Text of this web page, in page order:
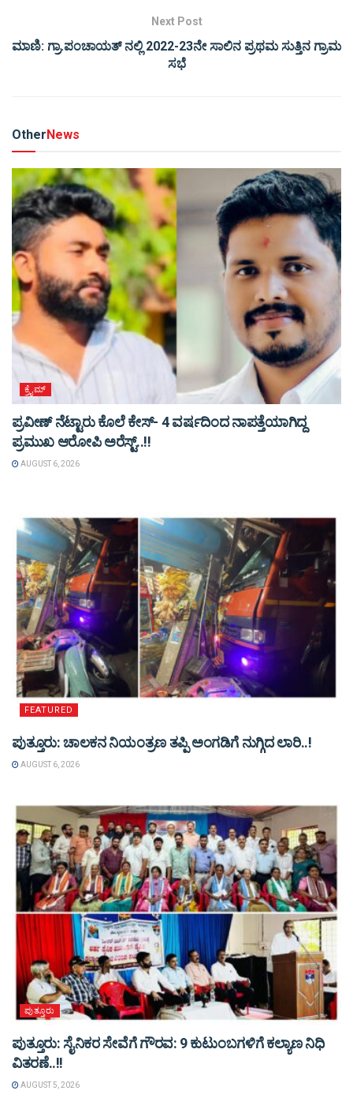
Next Post
ಮಾಣಿ: ಗ್ರಾ.ಪಂಚಾಯತ್ ನಲ್ಲಿ 2022-23ನೇ ಸಾಲಿನ ಪ್ರಥಮ ಸುತ್ತಿನ ಗ್ರಾಮ
ಸಭೆ
Other News
ಕ್ರೈಮ್
ಪ್ರವೀಣ್ ನೆಟ್ಟಾರು ಕೊಲೆ ಕೇಸ್‌- 4 ವರ್ಷದಿಂದ ನಾಪತ್ತೆಯಾಗಿದ್ದ
ಪ್ರಮುಖ ಆರೋಪಿ ಅರೆಸ್ಟ್‌..!!
AUGUST 6, 2026
FEATURED
ಪುತ್ತೂರು: ಚಾಲಕನ ನಿಯಂತ್ರಣ ತಪ್ಪಿ ಅಂಗಡಿಗೆ ನುಗ್ಗಿದ ಲಾರಿ..!
AUGUST 6, 2026
ಪುತ್ತೂರು
ಪುತ್ತೂರು: ಸೈನಿಕರ ಸೇವೆಗೆ ಗೌರವ: 9 ಕುಟುಂಬಗಳಿಗೆ ಕಲ್ಯಾಣ ನಿಧಿ
ವಿತರಣೆ..!!
AUGUST 5, 2026